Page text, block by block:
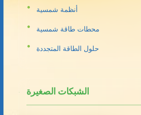
أنظمة شمسية
محطات طاقة شمسية
حلول الطاقة المتجددة
الشبكات الصغيرة